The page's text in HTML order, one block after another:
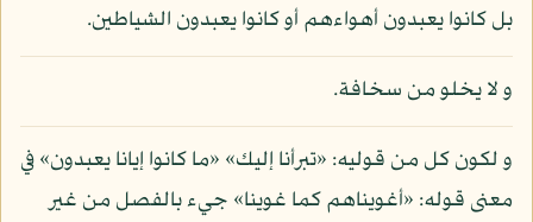
بل كانوا يعبدون أهواءهم أو كانوا يعبدون الشياطين.
و لا يخلو من سخافة.
و لكون كل من قوليه: «تبرأنا إليك» «ما كانوا إيانا يعبدون» في
معنى قوله: «أغويناهم كما غوينا» جيء بالفصل من غير